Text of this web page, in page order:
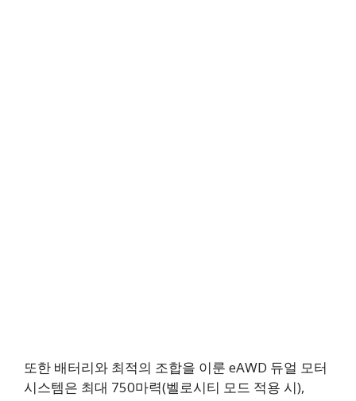
또한 배터리와 최적의 조합을 이룬 eAWD 듀얼 모터
시스템은 최대 750마력(벨로시티 모드 적용 시),